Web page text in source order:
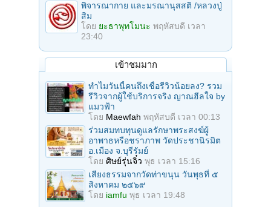
พิจารณากาย และมรณานุสสติ /หลวงปู่
สิม
โดย ยะธาพุทโมนะ พฤหัสบดี เวลา
23:40
เข้าชมมาก
ทำไมวันนี้คนถึงเชื่อรีวิวน้อยลง? รวม
รีวิวจากผู้ใช้บริการจริง ญาณฮีลใจ by
แมวฟ้า
โดย Maewfah พฤหัสบดี เวลา 00:13
ร่วมสมทบทุนดูแลรักษาพระสงฆ์ผู้
อาพาธหรือชราภาพ วัดประชานิรมิต
อ.เมือง จ.บุรีรัมย์
โดย ศิษย์รุ่นจิ๋ว พุธ เวลา 15:16
เสียงธรรมจากวัดท่าขนุน วันพุธที่ ๕
สิงหาคม ๒๕๖๙
โดย iamfu พุธ เวลา 19:48